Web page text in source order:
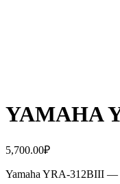
YAMAHA
5,700.00₽
Yamaha YRA-312BIII —